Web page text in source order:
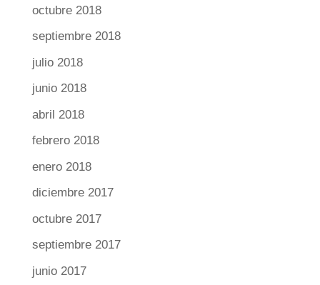
octubre 2018
septiembre 2018
julio 2018
junio 2018
abril 2018
febrero 2018
enero 2018
diciembre 2017
octubre 2017
septiembre 2017
junio 2017